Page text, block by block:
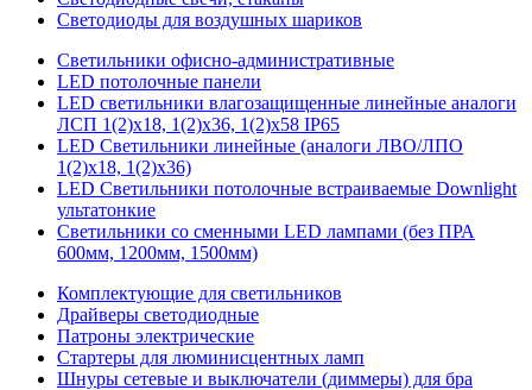
Светодиоды для воздушных шариков
Светильники офисно-административные
LED потолочные панели
LED светильники влагозащищенные линейные аналоги
ЛСП 1(2)х18, 1(2)х36, 1(2)х58 IP65
LED Светильники линейные (аналоги ЛВО/ЛПО
1(2)х18, 1(2)х36)
LED Светильники потолочные встраиваемые Downlight
ультатонкие
Светильники со сменными LED лампами (без ПРА
600мм, 1200мм, 1500мм)
Комплектующие для светильников
Драйверы светодиодные
Патроны электрические
Стартеры для люминисцентных ламп
Шнуры сетевые и выключатели (диммеры) для бра